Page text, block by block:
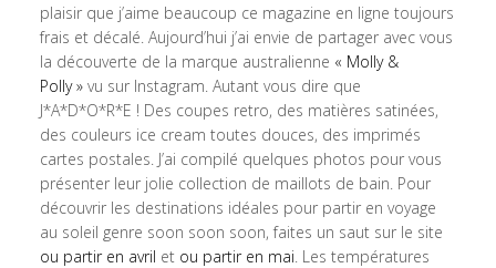
plaisir que j’aime beaucoup ce magazine en ligne toujours
frais et décalé. Aujourd’hui j’ai envie de partager avec vous
la découverte de la marque australienne « Molly &
Polly »vu sur Instagram. Autant vous dire que
J*A*D*O*R*E ! Des coupes retro, des matières satinées,
des couleurs ice cream toutes douces, des imprimés
cartes postales. J’ai compilé quelques photos pour vous
présenter leur jolie collection de maillots de bain. Pour
découvrir les destinations idéales pour partir en voyage
au soleil genre soon soon soon, faites un saut sur le site
ou partir en avril et ou partir en mai . Les températures